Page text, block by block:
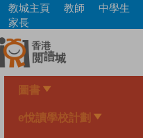
Skip
main
content
教城主頁 教師 中學生
家長
圖書
e悅讀學校計劃